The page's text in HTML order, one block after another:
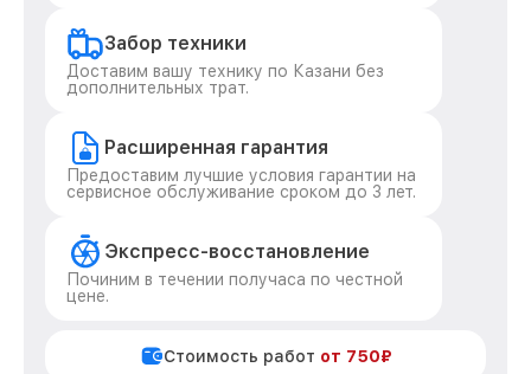
Забор техники
Доставим вашу технику по Казани без
дополнительных трат.
Расширенная гарантия
Предоставим лучшие условия гарантии на
сервисное обслуживание сроком до 3 лет.
Экспресс-восстановление
Починим в течении получаса по честной
цене.
Стоимость работ от 750₽